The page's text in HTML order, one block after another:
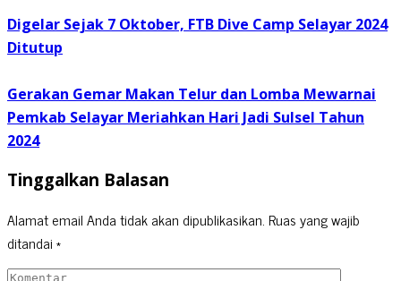
Digelar Sejak 7 Oktober, FTB Dive Camp Selayar 2024
Ditutup
Gerakan Gemar Makan Telur dan Lomba Mewarnai
Pemkab Selayar Meriahkan Hari Jadi Sulsel Tahun
2024
Tinggalkan Balasan
Alamat email Anda tidak akan dipublikasikan.Ruas yang wajib
ditandai*